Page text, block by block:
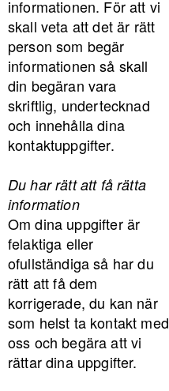
informationen. För att vi
skall veta att det är rätt
person som begär
informationen så skall
din begäran vara
skriftlig, undertecknad
och innehålla dina
kontaktuppgifter.
Du har rätt att få rätta
information
Om dina uppgifter är
felaktiga eller
ofullständiga så har du
rätt att få dem
korrigerade, du kan när
som helst ta kontakt med
oss och begära att vi
rättar dina uppgifter.